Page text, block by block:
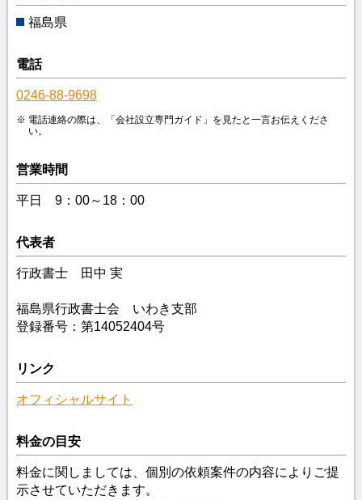
福島県
電話
0246-88-9698
電話連絡の際は、「会社設立専門ガイド」を見たと一言お伝えくださ
い。
営業時間
平日 9：00～18：00
代表者
行政書士 田中 実
福島県行政書士会 いわき支部
登録番号：第14052404号
リンク
オフィシャルサイト
料金の目安
料金に関しましては、個別の依頼案件の内容によりご提
示させていただきます。